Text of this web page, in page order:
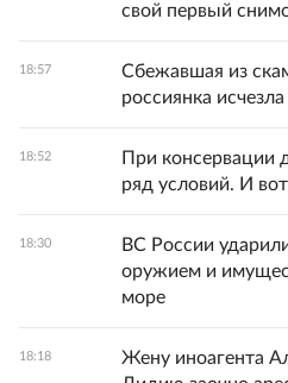
свой первый
18:57
Сбежавшая из
россиянка
18:52
При консервации
ряд условий. И
18:30
ВС России
оружием и
море
18:18
Жену иноагента